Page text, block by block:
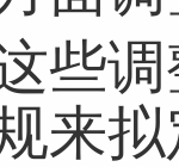
些
来